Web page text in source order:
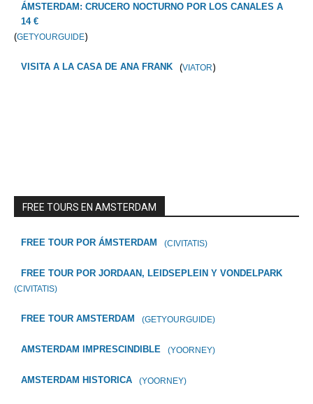
ÁMSTERDAM: CRUCERO NOCTURNO POR LOS CANALES A
14 €
(GETYOURGUIDE)
VISITA A LA CASA DE ANA FRANK (VIATOR)
FREE TOURS EN AMSTERDAM
FREE TOUR POR ÁMSTERDAM (CIVITATIS)
FREE TOUR POR JORDAAN, LEIDSEPLEIN Y VONDELPARK
(CIVITATIS)
FREE TOUR AMSTERDAM (GETYOURGUIDE)
AMSTERDAM IMPRESCINDIBLE (YOORNEY)
AMSTERDAM HISTORICA (YOORNEY)